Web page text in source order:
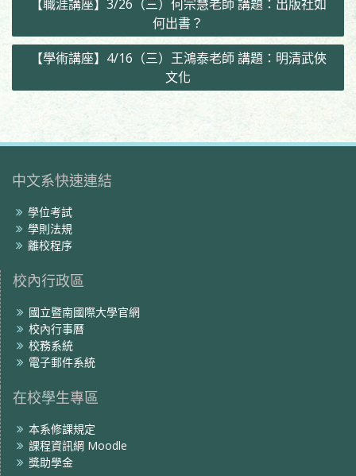
導
【職涯講座】3/26（三）何宗慧老師 講題：出版社如
何出書？
【學術講座】4/16（三）王鴻泰老師 講題：明清武俠
文化
中文系快速連結
學位考試
學則法規
離校程序
校內行政區
國立暨南國際大學官網
校內行事曆
校務系統
電子郵件系統
在校學生專區
本系修課規定
課程資訊網 Moodle
獎助學金